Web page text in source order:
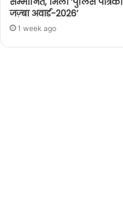
जज़्बा अवार्ड-2026’
1 week ago